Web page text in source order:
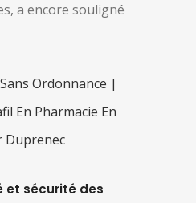
a encore souligné
Ordonnance |
En Pharmacie En
Duprenec
et sécurité des